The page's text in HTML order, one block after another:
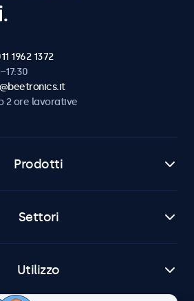
1962 1372
2 ore lavorative
Prodotti
Settori
Utilizzo